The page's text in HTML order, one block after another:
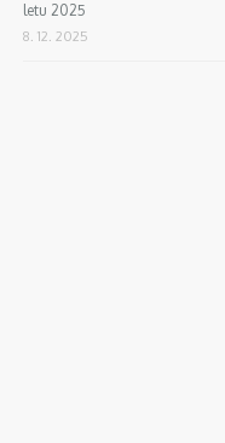
letu 2025
8. 12. 2025